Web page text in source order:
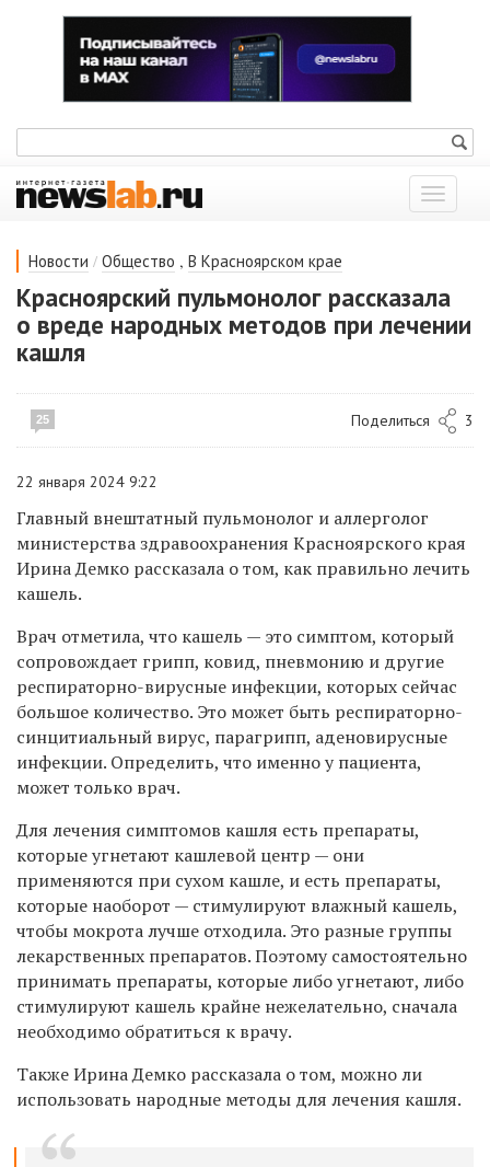
Показать
меню
Новости / Общество , В Красноярском крае
Красноярский пульмонолог рассказала
о вреде народных методов при лечении
кашля
25 Поделиться 3
22 января 2024 9:22
Главный внештатный пульмонолог и аллерголог
министерства здравоохранения Красноярского края
Ирина Демко рассказала о том, как правильно лечить
кашель.
Врач отметила, что кашель — это симптом, который
сопровождает грипп, ковид, пневмонию и другие
респираторно-вирусные инфекции, которых сейчас
большое количество. Это может быть респираторно-
синцитиальный вирус, парагрипп, аденовирусные
инфекции. Определить, что именно у пациента,
может только врач.
Для лечения симптомов кашля есть препараты,
которые угнетают кашлевой центр — они
применяются при сухом кашле, и есть препараты,
которые наоборот — стимулируют влажный кашель,
чтобы мокрота лучше отходила. Это разные группы
лекарственных препаратов. Поэтому самостоятельно
принимать препараты, которые либо угнетают, либо
стимулируют кашель крайне нежелательно, сначала
необходимо обратиться к врачу.
Также Ирина Демко рассказала о том, можно ли
использовать народные методы для лечения кашля.